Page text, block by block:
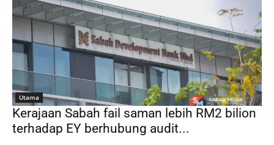
Utama
Kerajaan Sabah fail saman lebih RM2 bilion
terhadap EY berhubung audit...